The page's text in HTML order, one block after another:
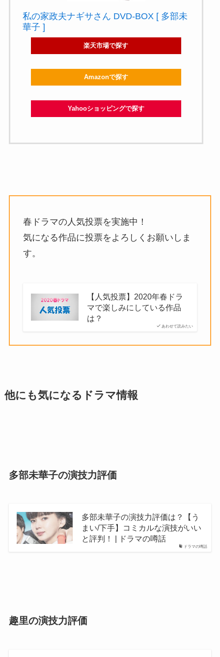
私の家政夫ナギサさん DVD-BOX [ 多部未
華子 ]
楽天市場で探す
Amazonで探す
Yahooショッピングで探す
春ドラマの人気投票を実施中！
気になる作品に投票をよろしくお願いしま
す。
あわせて読みたい
【人気投票】2020年春ドラ
マで楽しみにしている作品
は？
他にも気になるドラマ情報
多部未華子の演技力評価
ドラマの噂話
多部未華子の演技力評価は？【う
まい/下手】コミカルな演技がいい
と評判！ | ドラマの噂話
趣里の演技力評価